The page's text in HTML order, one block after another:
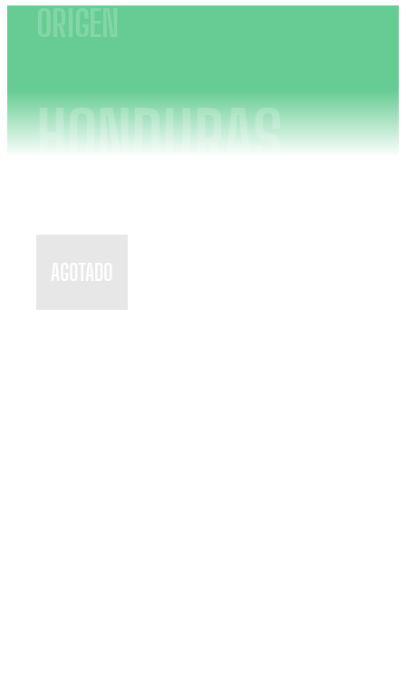
ORIGEN
HONDURAS
AGOTADO